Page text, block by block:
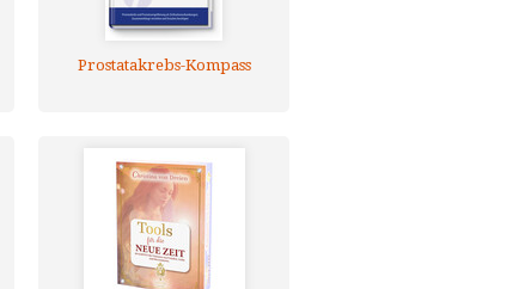
Prostatakrebs-Kompass